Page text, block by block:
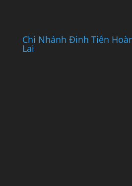
Chi Nhánh Đinh Tiên
Lai